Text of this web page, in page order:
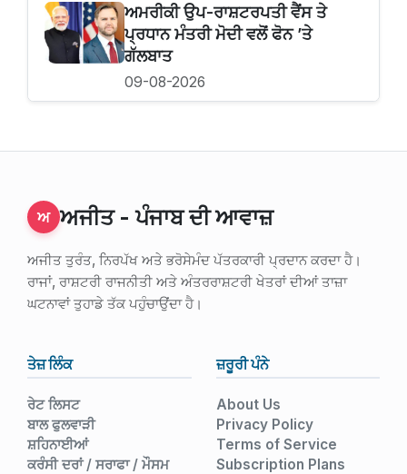
ਅਮਰੀਕੀ ਉਪ-ਰਾਸ਼ਟਰਪਤੀ ਵੈਂਸ ਤੇ
ਪ੍ਰਧਾਨ ਮੰਤਰੀ ਮੋਦੀ ਵਲੋਂ ਫੋਨ ’ਤੇ
ਗੱਲਬਾਤ
09-08-2026
ਅ ਅਜੀਤ - ਪੰਜਾਬ ਦੀ ਆਵਾਜ਼
ਅਜੀਤ ਤੁਰੰਤ, ਨਿਰਪੱਖ ਅਤੇ ਭਰੋਸੇਮੰਦ ਪੱਤਰਕਾਰੀ ਪ੍ਰਦਾਨ ਕਰਦਾ ਹੈ।
ਰਾਜਾਂ, ਰਾਸ਼ਟਰੀ ਰਾਜਨੀਤੀ ਅਤੇ ਅੰਤਰਰਾਸ਼ਟਰੀ ਖੇਤਰਾਂ ਦੀਆਂ ਤਾਜ਼ਾ
ਘਟਨਾਵਾਂ ਤੁਹਾਡੇ ਤੱਕ ਪਹੁੰਚਾਉਂਦਾ ਹੈ।
ਤੇਜ਼ ਲਿੰਕ
ਰੇਟ ਲਿਸਟ
ਬਾਲ ਫੁਲਵਾੜੀ
ਸ਼ਹਿਨਾਈਆਂ
ਕਰੰਸੀ ਦਰਾਂ / ਸਰਾਫਾ / ਮੌਸਮ
ਜ਼ਰੂਰੀ ਪੰਨੇ
About Us
Privacy Policy
Terms of Service
Subscription Plans